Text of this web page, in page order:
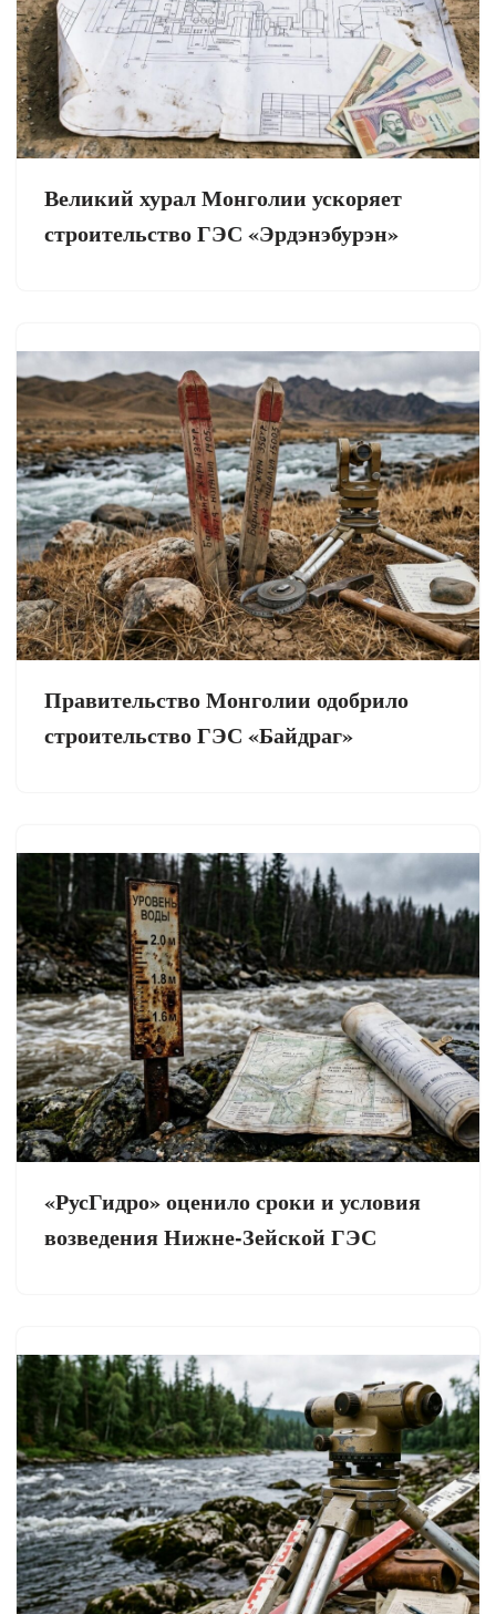
Великий хурал Монголии ускоряет
строительство ГЭС «Эрдэнэбурэн»
Правительство Монголии одобрило
строительство ГЭС «Байдраг»
«РусГидро» оценило сроки и условия
возведения Нижне-Зейской ГЭС